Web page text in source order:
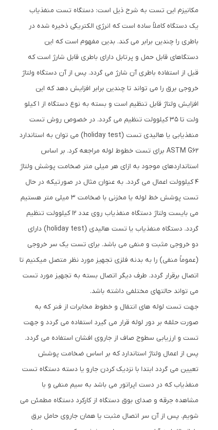
مکانیزم این تست به شرح ذیل است: دستگاه تست منفذیاب
یک دستگاه کاملاً ساده است که انرژی الکتریکی ذخیره شده در
باطری را چندین برابر می کند. بدین مفهوم است که این
دستگاهای قابل حمل و پرتابل دارای باطری قابل شارژ است که
قبل از استفاده باطری آن شارژ می گردد. پس از آن دستگاه ولتاژ
خروجی برق را می تواند تا چندین برابر افزایش دهد که این
افزایش ولتاژ قابل تنظیم است و بسته به نوع دستگاه از 1 کیلو
ولت تا 35 کیلوولت تنظیم می گردد. در خصوص روش تست
منفذیابی یا هالیدی تست (holiday test) می توان به استاندارد
ASTM G62 برای تست خطوط لوله مراجعه کرد. بر اساس
استانداردهای موجود به ازای هر میلی متر ضخامت پوشش ولتاژ
4 کیلوولت اعمال می گردد. به عنوان مثال در صورتیکه در حال
تست پوشش خط لوله یا مخزنی با ضخامت 3 میلی متر هستیم
می بایست ولتاژ دستگاه منفذیاب روی عدد 12 کیلوولت تنظیم
گردد. دستگاه منفذیاب یا تست هالیدی (holiday test) دارای
دو خروجی مثبت و منفی می باشد. برای تست یک سر خروجی
(عموماً منفی) را به بدنه فلزی تجهیز مورد نظر متصل میکنیم تا
اتصال برقرار گردد. طرف دیگر اتصال بسته به تجهیز مورد تست
می تواند حالتهای مختلفی داشته باشد.
جهت تست لوله های انتقال و خطوط مخابرات از فنر که به
صورت حلقه بر دور لوله قرار می گیرد استفاده می گردد و جهت
تست و ارزیابی سطوح صاف از جاروی افشان استفاده می گردد.
پس از اعمال ولتاژ استاندارد که بر اساس ضخامت پوشش
تعیین می گردد ابتدا با نزدیک کردن جارو یا دسته دستگاه تست
منفذیاب که در دست اپراتور می باشد به سیم منفی و با
مشاهده جرقه و صدای بوق دستگاه از کارکرد دستگاه مطمئن می
شویم. پس از آن سر اتصال مثبت یا همان جاروی حامل برق